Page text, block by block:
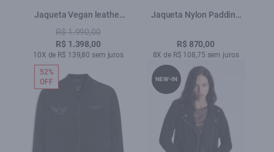
Jaqueta Vegan leather
Biker Preto
R$ 1.990,00
R$ 1.398,00
10X de R$ 139,80 sem juros
Jaqueta Nylon Padding
R$ 870,00
8X de R$ 108,75 sem juros
52%
OFF
NEW-IN